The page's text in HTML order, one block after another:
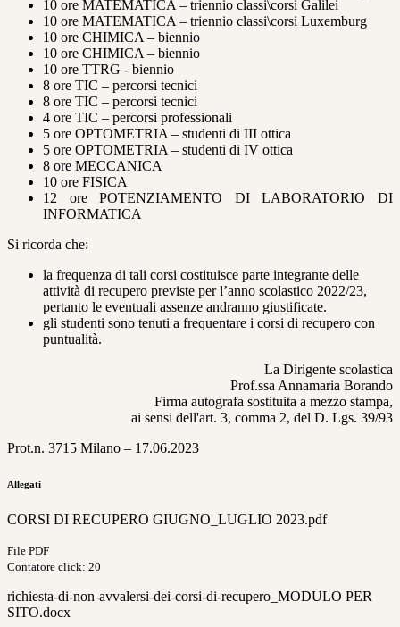
10 ore MATEMATICA – triennio classi\corsi Galilei
10 ore MATEMATICA – triennio classi\corsi Luxemburg
10 ore CHIMICA – biennio
10 ore CHIMICA – biennio
10 ore TTRG - biennio
8 ore TIC – percorsi tecnici
8 ore TIC – percorsi tecnici
4 ore TIC – percorsi professionali
5 ore OPTOMETRIA – studenti di III ottica
5 ore OPTOMETRIA – studenti di IV ottica
8 ore MECCANICA
10 ore FISICA
12 ore POTENZIAMENTO DI LABORATORIO DI
INFORMATICA
Si ricorda che:
la frequenza di tali corsi costituisce parte integrante delle
attività di recupero previste per l’anno scolastico 2022/23,
pertanto le eventuali assenze andranno giustificate.
gli studenti sono tenuti a frequentare i corsi di recupero con
puntualità.
La Dirigente scolastica
Prof.ssa Annamaria Borando
Firma autografa sostituita a mezzo stampa,
ai sensi dell'art. 3, comma 2, del D. Lgs. 39/93
Prot.n. 3715 Milano – 17.06.2023
Allegati
CORSI DI RECUPERO GIUGNO_LUGLIO 2023.pdf
File PDF
Contatore click: 20
richiesta-di-non-avvalersi-dei-corsi-di-recupero_MODULO PER
SITO.docx